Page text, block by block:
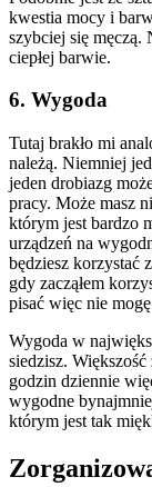
kwestia mocy i
szybciej się męczą.
ciepłej barwie.
6. Wygoda
Tutaj brakło mi
należą. Niemniej
jeden drobiazg
pracy. Może masz
którym jest bardzo
urządzeń na
będziesz korzystać
gdy zacząłem
pisać więc nie
Wygoda w
siedzisz.
godzin dziennie
wygodne
którym jest tak